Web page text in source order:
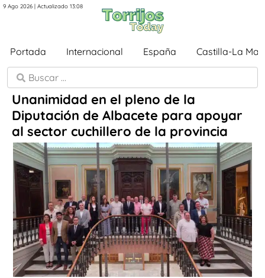
9 Ago 2026 | Actualizado 13:08
Portada Internacional España Castilla-La
Unanimidad en el pleno de la
Diputación de Albacete para apoyar
al sector cuchillero de la provincia